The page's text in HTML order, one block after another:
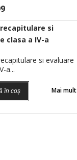
recapitulare si
clasa a IV-a
si evaluare
a...
în coș Mai mult